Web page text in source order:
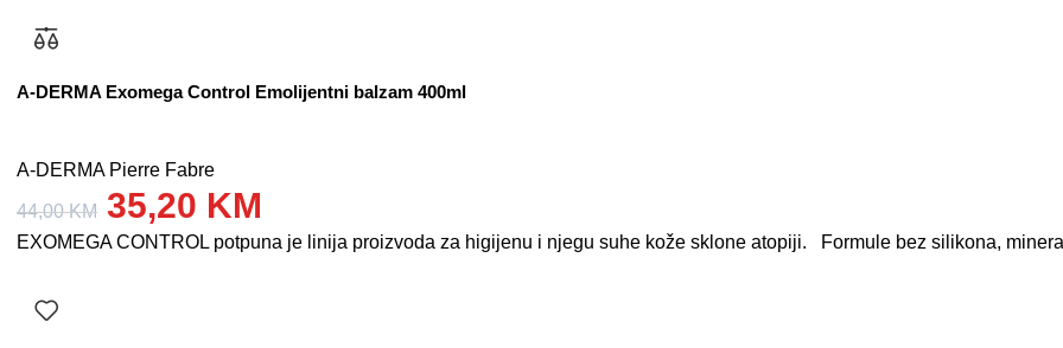
A-DERMA Exomega Control Emolijentni balzam 400ml
A-DERMA Pierre Fabre
44,00KM 35,20 KM
EXOMEGA CONTROL potpuna je linija proizvoda za higijenu i njegu suhe kože sklone atopiji. Formule bez silikona,